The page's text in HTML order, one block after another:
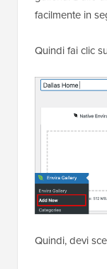
facilmente in
Quindi fai clic
Quindi, devi